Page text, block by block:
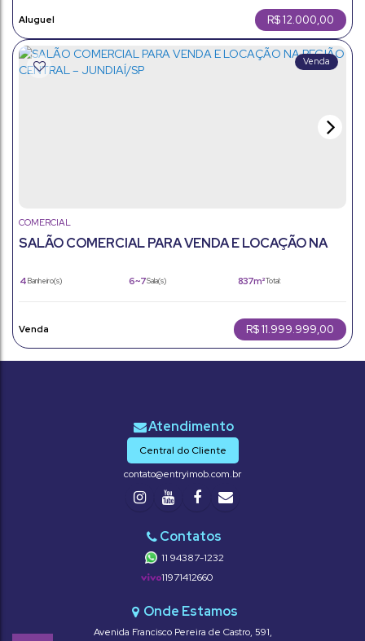
R$12.000,00
SALÃO COMERCIAL PARA VENDA E LOCAÇÃO NA
COMERCIAL
R$11.999.999,00
4Banheiro(s) 6 ~ 7Sala(s) Total:
837m²
Central do Cliente
contato@entryimob.com.br
11 94387-1232
11971412660
Avenida Francisco Pereira de Castro, 591,